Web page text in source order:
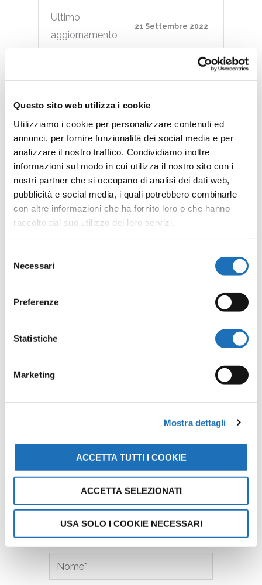
Questo sito web utilizza i cookie
Utilizziamo i cookie per personalizzare contenuti ed
annunci, per fornire funzionalità dei social media e per
analizzare il nostro traffico. Condividiamo inoltre
informazioni sul modo in cui utilizza il nostro sito con i
nostri partner che si occupano di analisi dei dati web,
pubblicità e social media, i quali potrebbero combinarle
con altre informazioni che ha fornito loro o che hanno
raccolto dal suo utilizzo dei loro servizi.
delNecessari
Preferenze
Statistiche
Marketing
Mostra dettagli
ACCETTA TUTTI I COOKIE
ACCETTA SELEZIONATI
USA SOLO I COOKIE NECESSARI
Ultimo
aggiornamento
21 Settembre 2022
CESENATICO
orizzontale
colori
Logo orizzontale a colori jpg
pubblicato.
Commento
Nome*